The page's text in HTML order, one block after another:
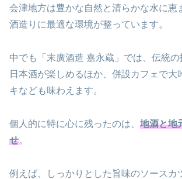
会津地方は豊かな自然と清らかな水に恵
酒造りに最適な環境が整っています。
中でも「末廣酒造 嘉永蔵」では、伝統
日本酒が楽しめるほか、併設カフェで大
キなども味わえます。
個人的に特に心に残ったのは、 地酒と地
せ。
例えば、しっかりとした旨味のソースカ